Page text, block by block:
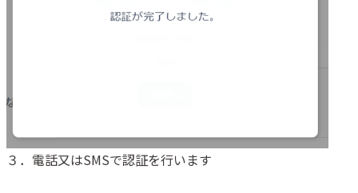
３．電話又はSMSで認証を行います